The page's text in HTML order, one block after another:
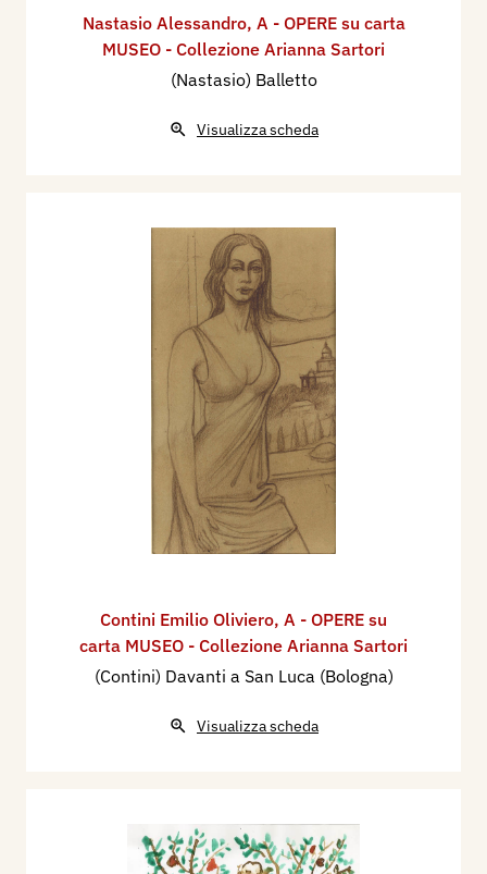
Nastasio Alessandro, A - OPERE su carta
MUSEO - Collezione Arianna Sartori
(Nastasio) Balletto
Visualizza scheda
Contini Emilio Oliviero, A - OPERE su
carta MUSEO - Collezione Arianna Sartori
(Contini) Davanti a San Luca (Bologna)
Visualizza scheda